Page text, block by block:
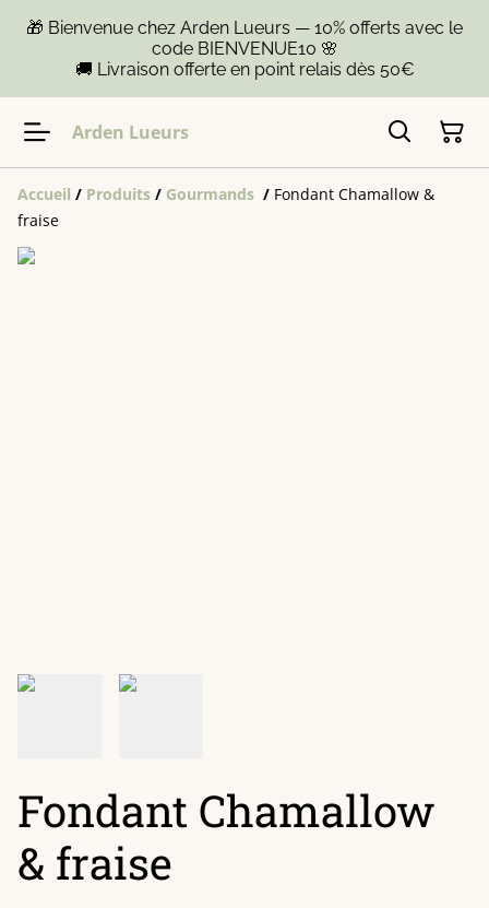
🎁 Bienvenue chez Arden Lueurs — 10% offerts avec le
code BIENVENUE10 🌸
🚚 Livraison offerte en point relais dès 50€
Arden Lueurs
Accueil / Produits / Gourmands / Fondant Chamallow &
fraise
Fondant Chamallow
& fraise